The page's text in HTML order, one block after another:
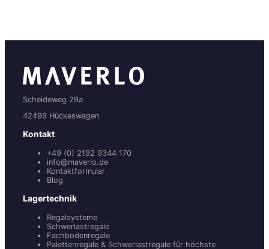
Scheideweg 29a
42499 Hückeswagen
Kontakt
+49 (0) 2192 9344 170
info@maverlo.de
Kontaktformular
Blog
Lagertechnik
Regalsysteme
Schwerlastregale
Fachbodenregale
Palettenregale & Schwerlastregale für höchste